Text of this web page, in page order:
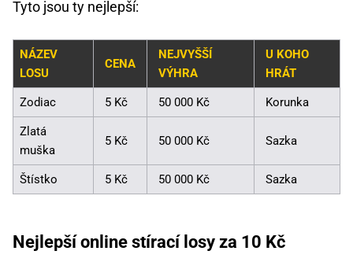
Tyto jsou ty nejlepší:
NÁZEV
LOSU
CENA
NEJVYŠŠÍ
VÝHRA
U KOHO
HRÁT
Zodiac 5 Kč 50 000 Kč Korunka
Zlatá
muška
5 Kč 50 000 Kč Sazka
Štístko 5 Kč 50 000 Kč Sazka
Nejlepší online stírací losy za 10 Kč